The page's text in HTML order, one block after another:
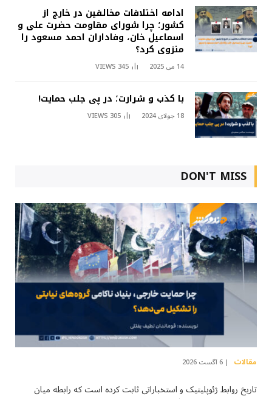
ادامه اختلافات مخالفین در خارج از
کشور؛ چرا شورای مقاومت حضرت علی و
اسماعیل خان، وفاداران احمد مسعود را
منزوی کرد؟
14 می 2025 345
VIEWS
با کذب و شرارت؛ در پی جلب حمایت!
18 جولای 2024 305
VIEWS
DON'T MISS
مقالات 6 آگست 2026
تاریخ روابط ژئوپلیتیک و استخباراتی ثابت کرده است که رابطه میان